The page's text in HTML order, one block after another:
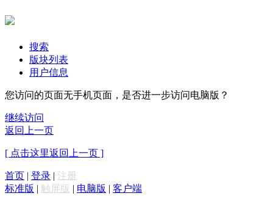
搜索
版块列表
用户信息
您访问的页面无手机页面，是否进一步访问电脑版？
继续访问
返回上一页
[ 点击这里返回上一页 ]
首页 | 登录 | 注册
标准版 | 触屏版 | 电脑版 | 客户端